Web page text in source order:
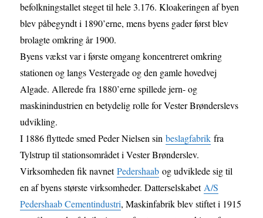
befolkningstallet steget til hele 3.176. Kloakeringen af byen
blev påbegyndt i 1890’erne, mens byens gader først blev
brolagte omkring år 1900.
Byens vækst var i første omgang koncentreret omkring
stationen og langs Vestergade og den gamle hovedvej
Algade. Allerede fra 1880’erne spillede jern- og
maskinindustrien en betydelig rolle for Vester Brønderslevs
udvikling.
I 1886 flyttede smed Peder Nielsen sinbeslagfabrik fra
Tylstrup til stationsområdet i Vester Brønderslev.
Virksomheden fik navnetPedershaab og udviklede sig til
en af byens største virksomheder. Datterselskabet A/S
Pedershaab Cementindustri, Maskinfabrik blev stiftet i 1915